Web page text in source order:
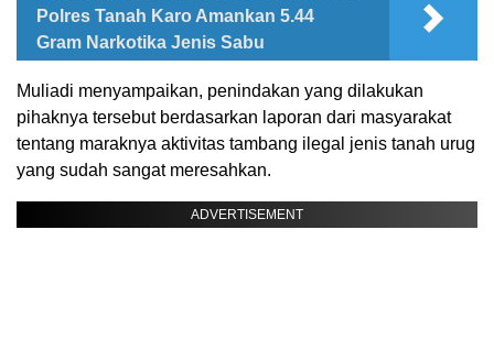
Polres Tanah Karo Amankan 5.44
Gram Narkotika Jenis Sabu
Muliadi menyampaikan, penindakan yang dilakukan
pihaknya tersebut berdasarkan laporan dari masyarakat
tentang maraknya aktivitas tambang ilegal jenis tanah urug
yang sudah sangat meresahkan.
ADVERTISEMENT